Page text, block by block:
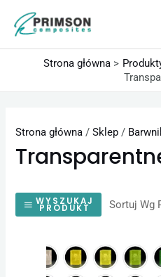
treści
Strona główna
Strona główna /Sklep /
WYSZUKAJ
PRODUKT